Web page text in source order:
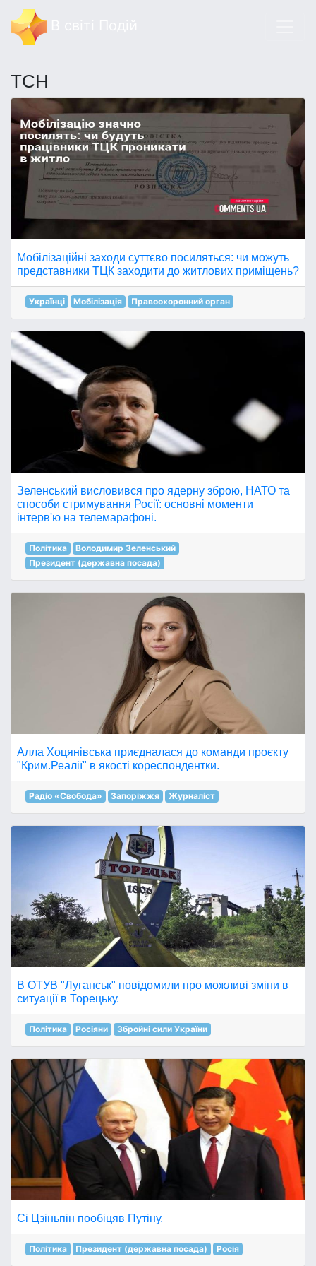
ТСН
Мобілізаційні заходи суттєво посиляться: чи можуть
представники ТЦК заходити до житлових приміщень?
Українці Мобілізація Правоохоронний орган
Зеленський висловився про ядерну зброю, НАТО та
способи стримування Росії: основні моменти
інтерв'ю на телемарафоні.
Політика
Володимир Зеленський
Президент (державна посада)
Алла Хоцянівська приєдналася до команди проєкту
"Крим.Реалії" в якості кореспондентки.
Радіо «Свобода» Запоріжжя Журналіст
В ОТУВ "Луганськ" повідомили про можливі зміни в
ситуації в Торецьку.
Політика Росіяни Збройні сили України
Сі Цзіньпін пообіцяв Путіну.
Політика Президент (державна посада) Росія